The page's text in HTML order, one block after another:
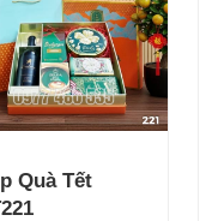
Quà Tết